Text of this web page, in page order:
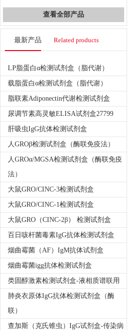
查看全部产品
最新产品 Related products
LP脂蛋白α检测试剂盒（脂代谢）
载脂蛋白α检测试剂盒（脂代谢）
脂联素Adiponectin代谢检测试剂盒
尿调节素高灵敏ELISA试剂盒27799
肝吸虫IgG抗体检测试剂盒
人GROβ检测试剂盒（酶联免疫法）
人GROα/MGSA检测试剂盒（酶联免疫
法）
大鼠GRO/CINC-3检测试剂盒
大鼠GRO/CINC-1检测试剂盒
大鼠GRO（CINC-2β） 检测试剂盒
百日咳杆菌毒素IgG抗体检测试剂盒
烟曲霉菌（AF）IgM抗体试剂盒
烟曲霉菌igg抗体检测试剂盒
类固醇激素检测试剂盒-液相质谱联用
肺炎衣原体IgG抗体检测试剂盒（酶
联）
查加斯（克氏锥虫）IgG试剂盒-传染病